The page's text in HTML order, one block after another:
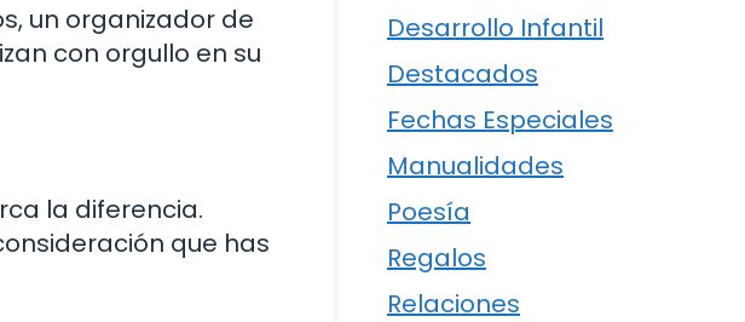
un organizador de
con orgullo en su
la diferencia.
que has
Desarrollo Infantil
Destacados
Fechas Especiales
Manualidades
Poesía
Regalos
Relaciones